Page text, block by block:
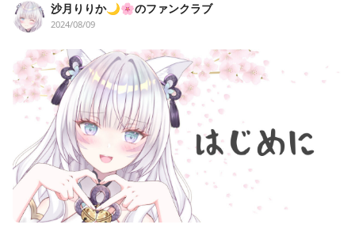
煌めく九尾狐、沙月りりかです🌙🌸
皆様のご支援でイラスト依頼や配信活動等
Vtuberとしてさらに活発に活動ができます
ぜひ応援よろしくお願いします！
ここでは他で公開することのない日記や
デジタルグッズの配布、
グッズやイベント情報の先行公開、1on1通話
いつもより距離の近い限定ASMR配信など
沙月りりか🌙🌸のファンクラブ
2024/08/09